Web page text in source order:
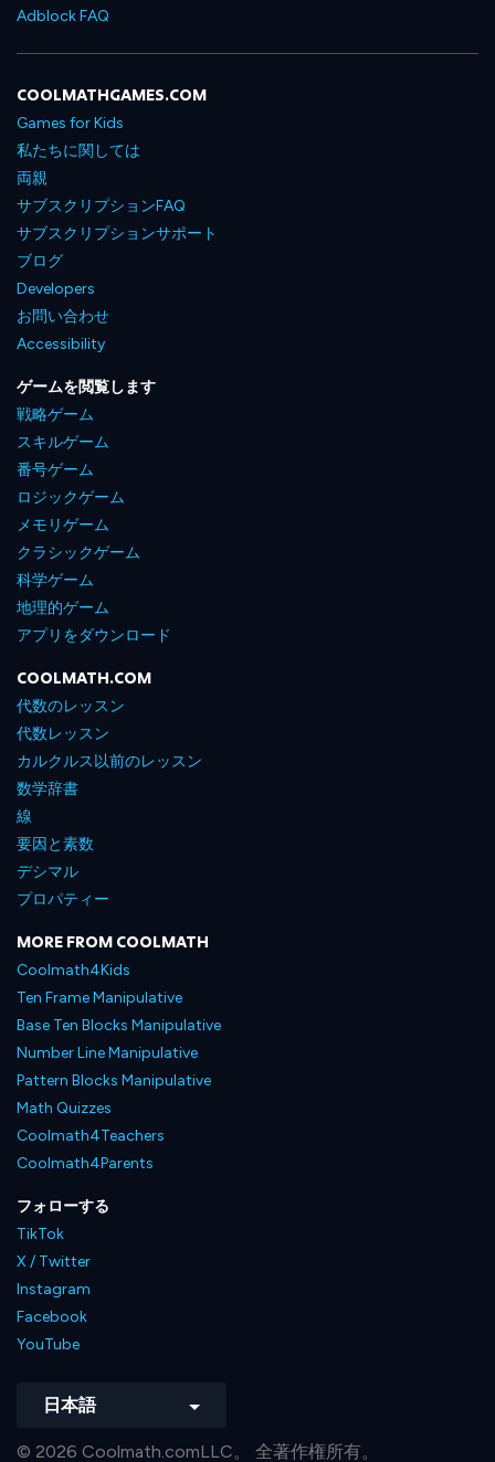
Adblock FAQ
COOLMATHGAMES.COM
Games for Kids
私たちに関しては
両親
サブスクリプションFAQ
サブスクリプションサポート
ブログ
Developers
お問い合わせ
Accessibility
ゲームを閲覧します
戦略ゲーム
スキルゲーム
番号ゲーム
ロジックゲーム
メモリゲーム
クラシックゲーム
科学ゲーム
地理的ゲーム
アプリをダウンロード
COOLMATH.COM
代数のレッスン
代数レッスン
カルクルス以前のレッスン
数学辞書
線
要因と素数
デシマル
プロパティー
MORE FROM COOLMATH
Coolmath4Kids
Ten Frame Manipulative
Base Ten Blocks Manipulative
Number Line Manipulative
Pattern Blocks Manipulative
Math Quizzes
Coolmath4Teachers
Coolmath4Parents
フォローする
TikTok
X / Twitter
Instagram
Facebook
YouTube
日本語
© 2026 Coolmath.comLLC。 全著作権所有。